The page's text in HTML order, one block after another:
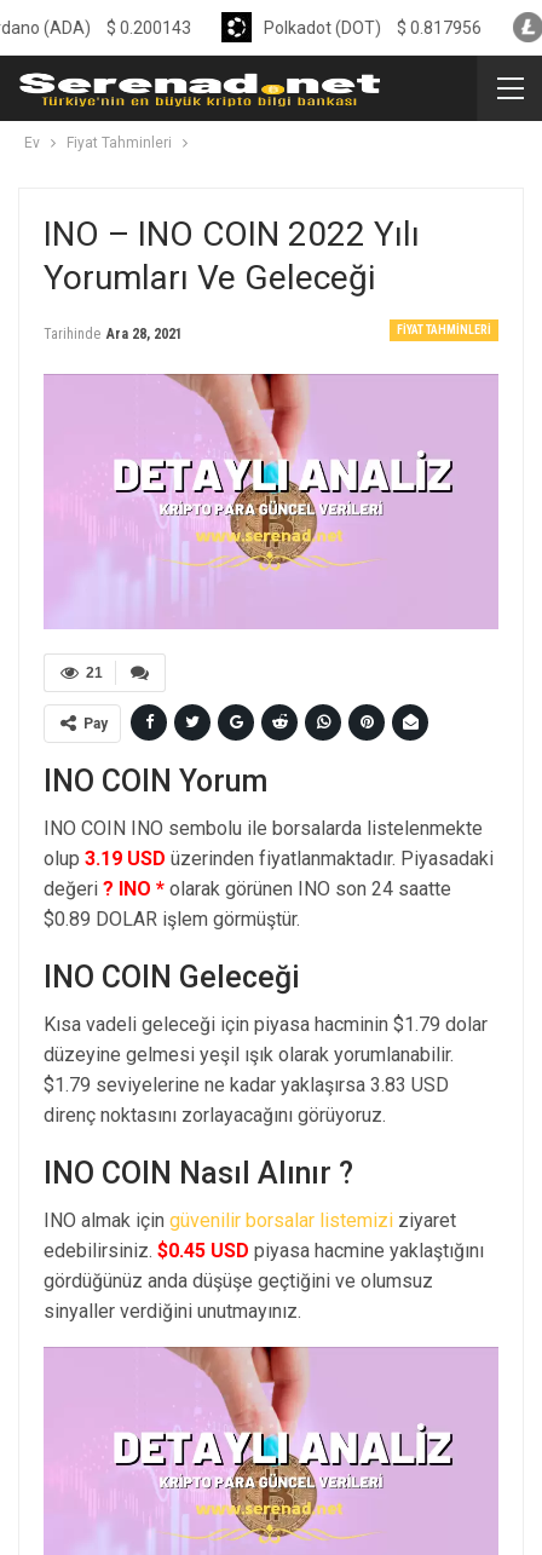
Ev Fiyat Tahminleri
INO – INO COIN 2022 Yılı
Yorumları Ve Geleceği
FIYAT TAHMINLERI
Tarihinde Ara 28, 2021
21
Pay
INO COIN Yorum
INO COIN INO sembolu ile borsalarda listelenmekte
olup 3.19 USD üzerinden fiyatlanmaktadır. Piyasadaki
değeri ? INO * olarak görünen INO son 24 saatte
$0.89 DOLAR işlem görmüştür.
INO COIN Geleceği
Kısa vadeli geleceği için piyasa hacminin $1.79 dolar
düzeyine gelmesi yeşil ışık olarak yorumlanabilir.
$1.79 seviyelerine ne kadar yaklaşırsa 3.83 USD
direnç noktasını zorlayacağını görüyoruz.
INO COIN Nasıl Alınır ?
INO almak için güvenilir borsalar listemizi ziyaret
edebilirsiniz. $0.45 USD piyasa hacmine yaklaştığını
gördüğünüz anda düşüşe geçtiğini ve olumsuz
sinyaller verdiğini unutmayınız.
$ 0.200143 Polkadot (DOT) $0.817956